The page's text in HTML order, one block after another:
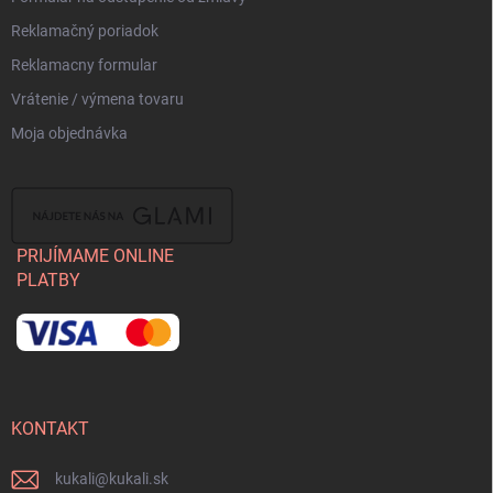
Reklamačný poriadok
Reklamacny formular
Vrátenie / výmena tovaru
Moja objednávka
PRIJÍMAME ONLINE
PLATBY
KONTAKT
kukali@kukali.sk